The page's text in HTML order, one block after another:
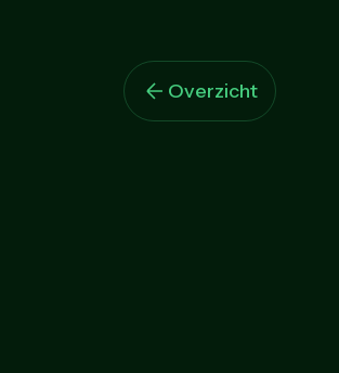
Overzicht